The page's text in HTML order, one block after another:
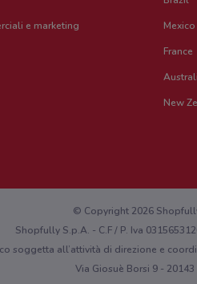
e marketing
Mexico
France
New
© Copyright 2026
Shopfully S.p.A. - C.F / P. Iva
soggetta all’attività di direzione e
Via Giosuè Borsi 9 -